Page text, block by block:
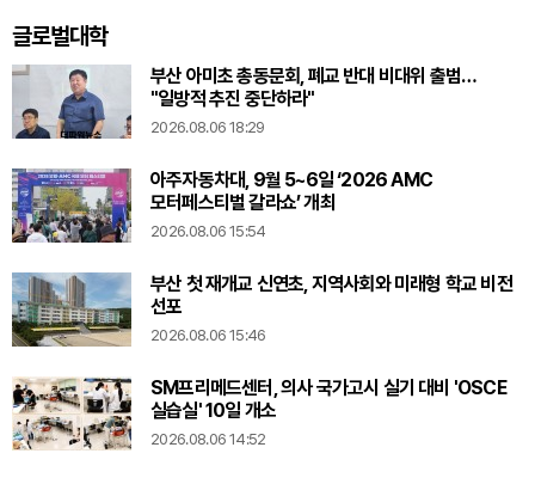
글로벌대학
부산 아미초 총동문회, 폐교 반대 비대위 출범…
"일방적 추진 중단하라"
2026.08.06 18:29
아주자동차대, 9월 5~6일 ‘2026 AMC
모터페스티벌 갈라쇼’ 개최
2026.08.06 15:54
부산 첫 재개교 신연초, 지역사회와 미래형 학교 비전
선포
2026.08.06 15:46
SM프리메드센터, 의사 국가고시 실기 대비 'OSCE
실습실' 10일 개소
2026.08.06 14:52